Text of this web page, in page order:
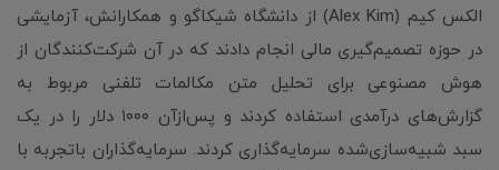
الکس کیم (Alex Kim) از دانشگاه شیکاگو و همکارانش، آزمایشی
در حوزه تصمیم‌گیری مالی انجام دادند که در آن شرکت‌کنندگان از
هوش مصنوعی برای تحلیل متن مکالمات تلفنی مربوط به
گزارش‌های درآمدی استفاده کردند و پس‌ازآن ۱۰۰۰ دلار را در یک
سبد شبیه‌سازی‌شده سرمایه‌گذاری کردند. سرمایه‌گذاران باتجربه با